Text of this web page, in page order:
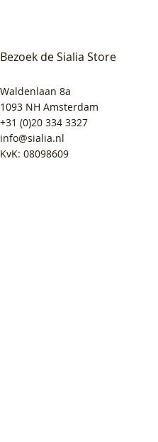
Bezoek de Sialia Store
Waldenlaan 8a
1093 NH Amsterdam
+31 (0)20 334 3327
info@sialia.nl
KvK: 08098609